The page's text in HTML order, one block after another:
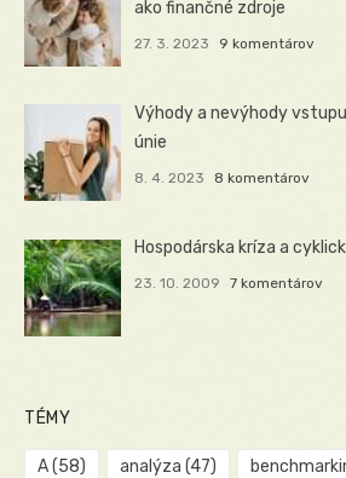
ako finančné zdroje
27. 3. 2023 9 komentárov
Výhody a nevýhody
únie
8. 4. 2023 8 komentárov
Hospodárska kríza a
23. 10. 2009 7 komentárov
TÉMY
A(58) analýza (47)